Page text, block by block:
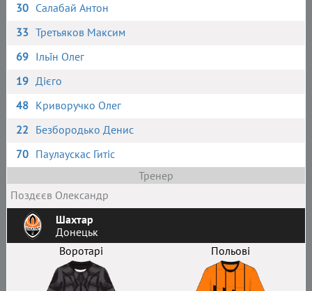
30 Салабай Антон
33 Третьяков Максим
69 Ільїн Олег
19 Дієго
48 Криворучко Олег
22 Безбородько Денис
70 Паулаускас Гитіс
Тренер
Поздєєв Олександр
Шахтар
Донецьк
Воротарі
Польові